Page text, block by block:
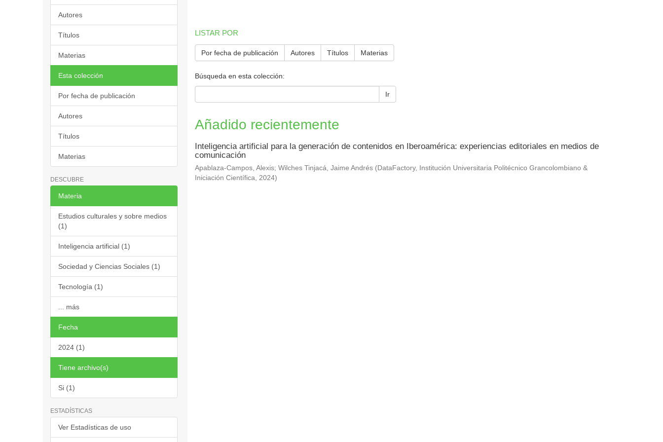
Autores
Títulos
Materias
Esta colección
Por fecha de publicación
Autores
Títulos
Materias
DESCUBRE
Materia
Estudios culturales y sobre medios
(1)
Inteligencia artificial (1)
Sociedad y Ciencias Sociales (1)
Tecnología (1)
... más
Fecha
2024 (1)
Tiene archivo(s)
Si (1)
ESTADÍSTICAS
Ver Estadísticas de uso
LISTAR POR
Por fecha de publicación Autores Títulos Materias
Búsqueda en esta colección:
Ir
Añadido recientemente
Inteligencia artificial para la generación de contenidos en Iberoamérica: experiencias editoriales en medios de
comunicación
Apablaza-Campos, Alexis; Wilches Tinjacá, Jaime Andrés (DataFactory, Institución Universitaria Politécnico Grancolombiano &
Iniciación Científica, 2024)